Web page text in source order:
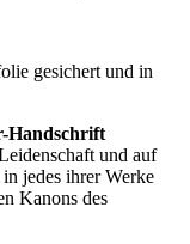
gesichert und in
Handschrift
und auf
jedes ihrer Werke
Kanons des